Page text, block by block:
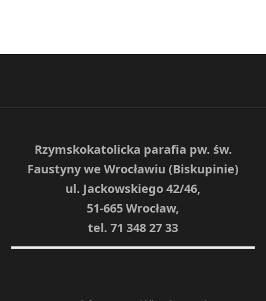
Rzymskokatolicka parafia pw. św.
Faustyny we Wrocławiu (Biskupinie)
ul. Jackowskiego 42/46,
51-665 Wrocław,
tel. 71 348 27 33